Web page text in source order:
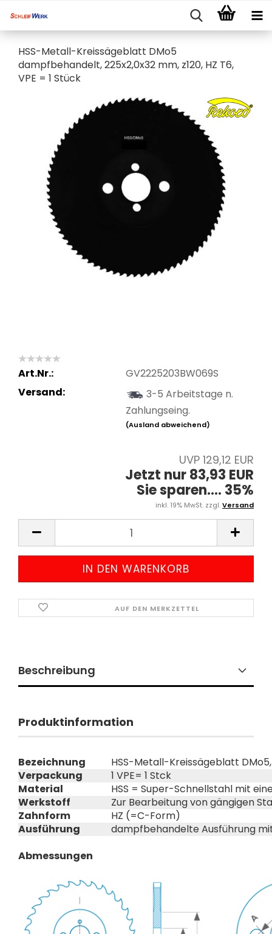
HSS-Metall-Kreissägeblatt DMo5
dampfbehandelt, 225x2,0x32 mm, z120, HZ T6,
VPE = 1 Stück
Art.Nr.:
GV2225203BW069S
Versand:
3-5 Arbeitstage n.
Zahlungseing.
(Ausland abweichend)
UVP 129,12 EUR
Jetzt nur 83,93 EUR
Sie sparen.... 35%
inkl. 19% MwSt. zzgl.Versand
AUF DEN MERKZETTEL
Beschreibung
Produktinformation
Bezeichnung
HSS-Metall-Kreissägeblatt DMo5,
Verpackung
1 VPE= 1 Stck
Material
HSS = Super-Schnellstahl mit
Werkstoff
Zur Bearbeitung von gängigen
Zahnform
HZ (=C-Form)
Ausführung
dampfbehandelte Ausführung
Abmessungen